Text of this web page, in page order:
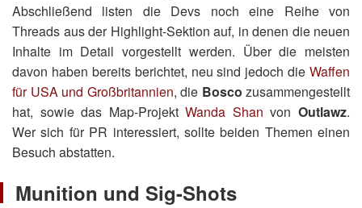
Abschließend listen die Devs noch eine Reihe von
Threads aus der Highlight-Sektion auf, in denen die neuen
Inhalte im Detail vorgestellt werden. Über die meisten
davon haben bereits berichtet, neu sind jedoch die Waffen
für USA und Großbritannien, die Bosco zusammengestellt
hat, sowie das Map-ProjektWanda Shan vonOutlawz.
Wer sich für PR interessiert, sollte beiden Themen einen
Besuch abstatten.
Munition und Sig-Shots